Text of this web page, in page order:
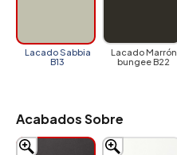
Lacado Sabbia
B13
Lacado Marrón
bungee B22
Acabados Sobre